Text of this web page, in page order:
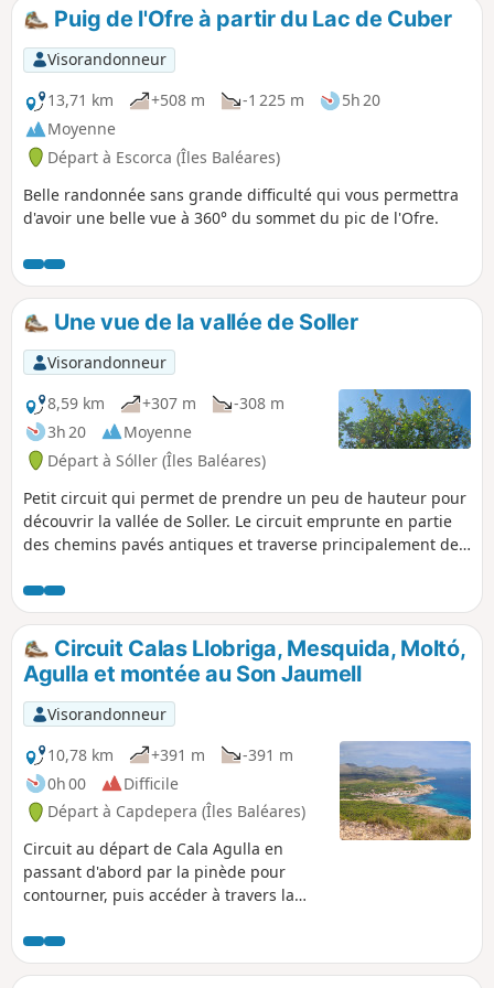
Puig de l'Ofre à partir du Lac de Cuber
Visorandonneur
13,71 km
+508 m -1 225 m
5h 20
Moyenne
Départ à Escorca (Îles Baléares)
Belle randonnée sans grande difficulté qui vous permettra
d'avoir une belle vue à 360° du sommet du pic de l'Ofre.
Une vue de la vallée de Soller
Visorandonneur
8,59 km
+307 m
-308 m
3h 20
Moyenne
Départ à Sóller (Îles Baléares)
Petit circuit qui permet de prendre un peu de hauteur pour
découvrir la vallée de Soller. Le circuit emprunte en partie
des chemins pavés antiques et traverse principalement des
par des chemins ombragés.
Circuit Calas Llobriga, Mesquida, Moltó,
Agulla et montée au Son Jaumell
Visorandonneur
10,78 km
+391 m
-391 m
0h 00
Difficile
Départ à Capdepera (Îles Baléares)
Circuit au départ de Cala Agulla en
passant d'abord par la pinède pour
contourner, puis accéder à travers la
Llobriga, puis à la montée vers Som
Jaumell pour avoir une vue panorama